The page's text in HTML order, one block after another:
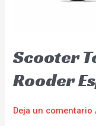
Scooter
Rooder
Deja un comentario